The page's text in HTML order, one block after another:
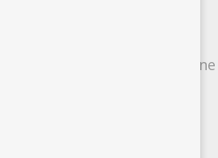
Musik für private und